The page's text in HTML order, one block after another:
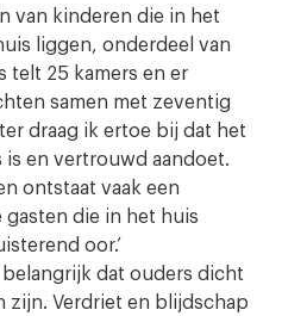
van kinderen die in het
liggen, onderdeel van
telt 25 kamers en er
samen met zeventig
draag ik ertoe bij dat het
en vertrouwd aandoet.
ontstaat vaak een
die in het huis
oor.’
belangrijk dat ouders dicht
zijn. Verdriet en blijdschap